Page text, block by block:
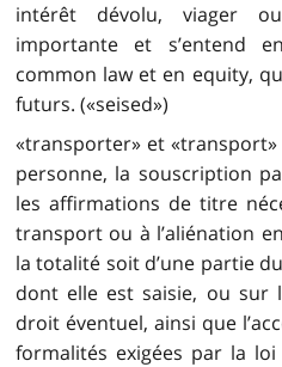
intérêt dévolu, viager
importante et s’entend
common law et en equity,
futurs. («seised»)
«transporter» et «transport»
personne, la souscription
les affirmations de titre
transport ou à l’aliénation
la totalité soit d’une partie
dont elle est saisie, ou sur
droit éventuel, ainsi que
formalités exigées par la